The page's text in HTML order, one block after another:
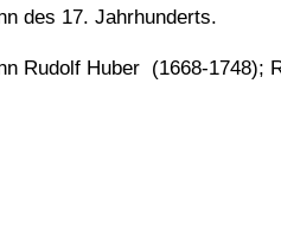
des 17. Jahrhunderts.
Rudolf Huber (1668-1748);